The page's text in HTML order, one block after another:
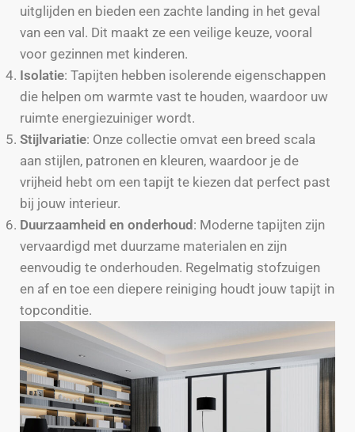
uitglijden en bieden een zachte landing in het geval
van een val. Dit maakt ze een veilige keuze, vooral
voor gezinnen met kinderen.
Isolatie: Tapijten hebben isolerende eigenschappen
die helpen om warmte vast te houden, waardoor uw
ruimte energiezuiniger wordt.
Stijlvariatie: Onze collectie omvat een breed scala
aan stijlen, patronen en kleuren, waardoor je de
vrijheid hebt om een tapijt te kiezen dat perfect past
bij jouw interieur.
Duurzaamheid en onderhoud : Moderne tapijten zijn
vervaardigd met duurzame materialen en zijn
eenvoudig te onderhouden. Regelmatig stofzuigen
en af en toe een diepere reiniging houdt jouw tapijt in
topconditie.